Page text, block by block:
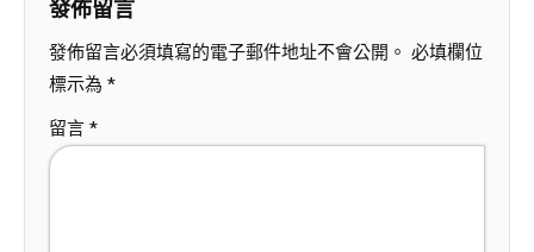
發佈留言
發佈留言必須填寫的電子郵件地址不會公開。 必填欄位
標示為 *
留言 *